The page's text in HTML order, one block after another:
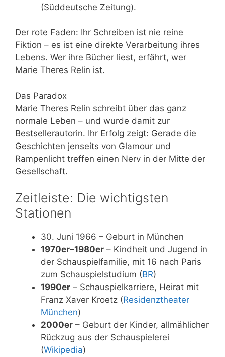
(Süddeutsche Zeitung).
Der rote Faden: Ihr Schreiben ist nie reine
Fiktion – es ist eine direkte Verarbeitung ihres
Lebens. Wer ihre Bücher liest, erfährt, wer
Marie Theres Relin ist.
Das Paradox
Marie Theres Relin schreibt über das ganz
normale Leben – und wurde damit zur
Bestsellerautorin. Ihr Erfolg zeigt: Gerade die
Geschichten jenseits von Glamour und
Rampenlicht treffen einen Nerv in der Mitte der
Gesellschaft.
Zeitleiste: Die wichtigsten
Stationen
30. Juni 1966 – Geburt in München
1970er–1980er – Kindheit und Jugend in
der Schauspielfamilie, mit 16 nach Paris
zum Schauspielstudium (BR)
1990er – Schauspielkarriere, Heirat mit
Franz Xaver Kroetz (Residenztheater
München)
2000er – Geburt der Kinder, allmählicher
Rückzug aus der Schauspielerei
(Wikipedia)